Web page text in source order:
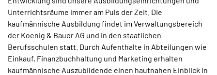
Unterrichtsräume immer am Puls der Zeit. Die
kaufmännische Ausbildung findet im Verwaltungsbereich
der Koenig & Bauer AG und in den staatlichen
Berufsschulen statt. Durch Aufenthalte in Abteilungen wie
Einkauf, Finanzbuchhaltung und Marketing erhalten
kaufmännische Auszubildende einen hautnahen Einblick in